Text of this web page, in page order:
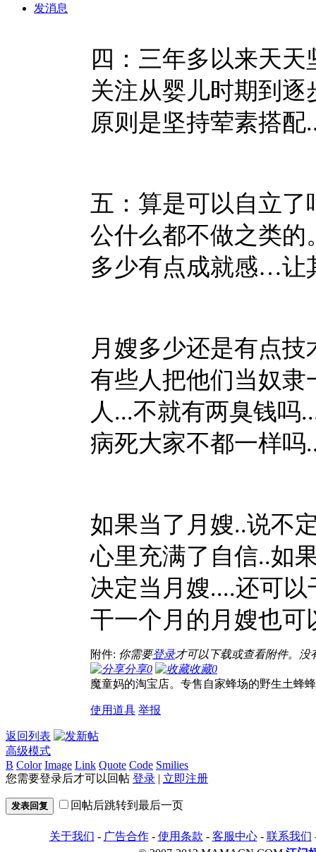
发消息
四：三年多以来天
关注从婴儿时期到
原则是坚持荤素搭
五：算是可以自立了
公什么都不做之类的
多少有点成就感…让
月嫂多少还是有点
有些人把他们当奴隶
人...不就有两臭钱吗
病死大家不都一样吗
如果当了月嫂..说不
心里充满了自信..如
决定当月嫂....还可
干一个月的月嫂也可
附件: 你需要登录才可以下载或查看附件。没
分享0 收藏0
魔童妈的淘宝店。专售自家蜂场的野生土蜂
使用道具 举报
返回列表
高级模式
B Color Image Link Quote Code Smilies
您需要登录后才可以回帖 登录 | 立即注册
发表回复 回帖后跳转到最后一页
关于我们 - 广告合作- 使用条款 - 客服中心- 联系我们